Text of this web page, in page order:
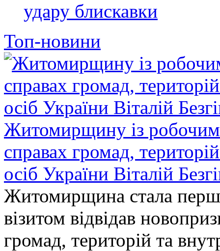
удару блискавки
Топ-новини
Житомирщину із робочим
справах громад,
осіб України Віталій
Житомирщина стала
візитом відвідав
громад, територій та